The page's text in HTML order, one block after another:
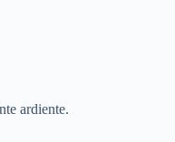
ardiente.